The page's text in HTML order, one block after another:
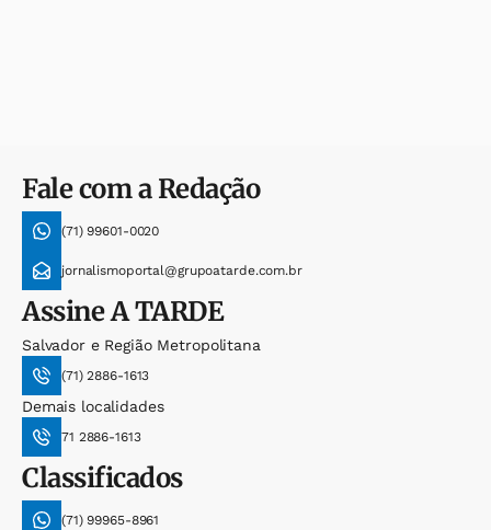
Fale com a Redação
(71) 99601-0020
jornalismoportal@grupoatarde.com.br
AssineA TARDE
Salvador e Região Metropolitana
(71) 2886-1613
Demais localidades
71 2886-1613
Classificados
(71) 99965-8961